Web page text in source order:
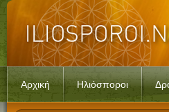
Αρχική Ηλιόσποροι